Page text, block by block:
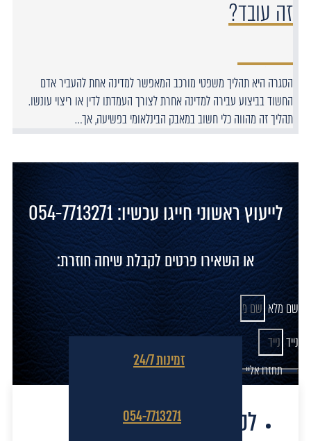
זה עובד?
הסגרה היא תהליך משפטי מורכב המאפשר למדינה אחת להעביר אדם
החשוד בביצוע עבירה למדינה אחרת לצורך העמדתו לדין או ריצוי עונשו.
תהליך זה מהווה כלי חשוב במאבק הבינלאומי בפשיעה, אך…
לייעוץ ראשוני חייגו עכשיו: 054-7713271
או השאירו פרטים לקבלת שיחה חוזרת:
שם מלא
נייד
תחזרו אליי
לקוחות מספרים
זמינות 24/7
054-7713271